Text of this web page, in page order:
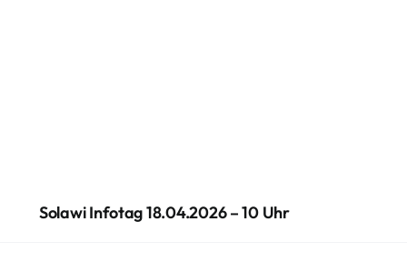
Solawi Infotag 18.04.2026 – 10 Uhr